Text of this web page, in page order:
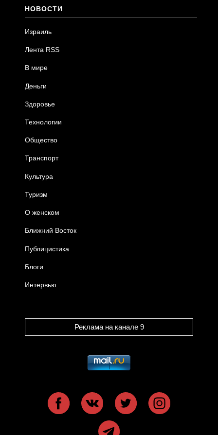
НОВОСТИ
Израиль
Лента RSS
В мире
Деньги
Здоровье
Технологии
Общество
Транспорт
Культура
Туризм
О женском
Ближний Восток
Публицистика
Блоги
Интервью
Реклама на канале 9